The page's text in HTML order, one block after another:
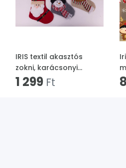
IRIS textil akasztós
zokni, karácsonyi
figurás, télapó,
1 299 Ft